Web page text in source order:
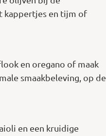
kappertjes en tijm of
en oregano of maak
smaakbeleving, op de
en een kruidige